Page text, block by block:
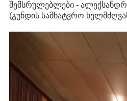
შემსრულებლები -
(გუნდის სამხატვრო